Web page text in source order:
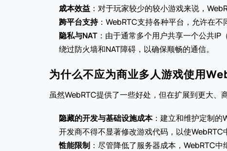
成本效益：对于玩家较少的较小游戏来说，
跨平台支持：WebRTC支持各种平台，允许在不
隐私与NAT：由于通常多个用户共享一个公共IP
绕过防火墙和NAT障碍，以确保顺畅的通信。
为什么不应为商业多人游戏使用
虽然WebRTC提供了一些好处，但在扩展到更大、
隐藏的开发与基础设施成本：建立和维护定制的
开发商不得不显著修改游戏代码，以使
性能限制：尽管降低了服务器成本，WebRTC